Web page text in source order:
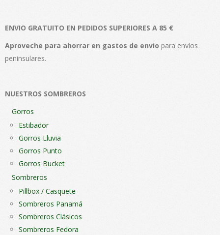
opciones
se
ENVIO GRATUITO EN PEDIDOS SUPERIORES A 85 €
Aproveche para ahorrar en gastos de envio para envíos
peninsulares.
NUESTROS SOMBREROS
Gorros
Estibador
Gorros Lluvia
Gorros Punto
Gorros Bucket
Sombreros
Pillbox / Casquete
Sombreros Panamá
Sombreros Clásicos
Sombreros Fedora